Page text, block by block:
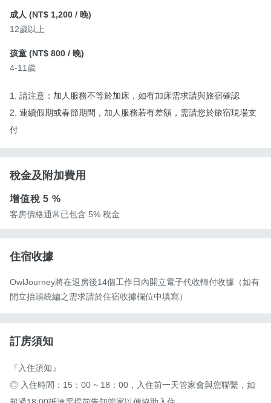
成人 (NT$ 1,200 / 晚)
12歲以上
孩童 (NT$ 800 / 晚)
4-11歲
1. 請注意：加人服務不等於加床，如有加床需求請與旅宿確認
2. 連續假期或春節期間，加人服務若有差額，需請您於旅宿現場支
付
稅金及附加費用
增值稅5 %
客房價格通常已包含 5% 稅金
住宿收據
OwlJourney將在退房後14個工作日內開立電子代收轉付收據（如有
開立抬頭統編之需求請於住宿收據欄位中填寫）
訂房須知
『入住須知』
◎ 入住時間：15：00 ~ 18：00，入住前一天管家會與您聯繫，如